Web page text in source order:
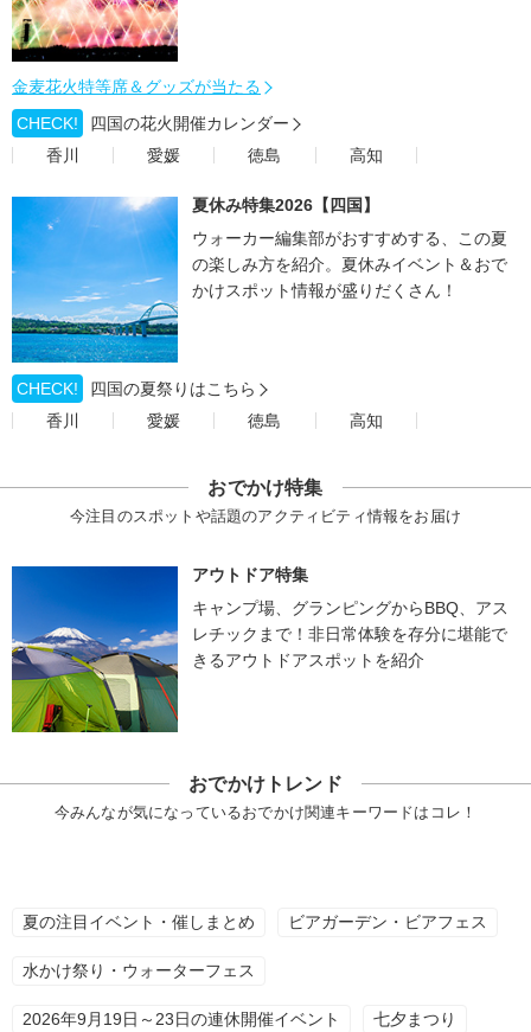
金麦花火特等席＆グッズが当たる
CHECK!
四国の花火開催カレンダー
香川
愛媛 徳島 高知
夏休み特集2026【四国】
ウォーカー編集部がおすすめする、この夏
の楽しみ方を紹介。夏休みイベント＆おで
かけスポット情報が盛りだくさん！
CHECK!
四国の夏祭りはこちら
香川
愛媛 徳島 高知
おでかけ特集
今注目のスポットや話題のアクティビティ情報をお届け
アウトドア特集
キャンプ場、グランピングからBBQ、アス
レチックまで！非日常体験を存分に堪能で
きるアウトドアスポットを紹介
おでかけトレンド
今みんなが気になっているおでかけ関連キーワードはコレ！
夏の注目イベント・催しまとめ ビアガーデン・ビアフェス
水かけ祭り・ウォーターフェス
2026年9月19日～23日の連休開催イベント 七夕まつり